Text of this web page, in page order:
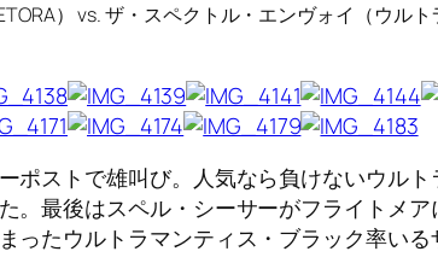
） vs. ザ・スペクトル・エンヴォイ（ウル
ポストで雄叫び。人気なら負けないウル
。最後はスペル・シーサーがフライトメ
ったウルトラマンティス・ブラック率い